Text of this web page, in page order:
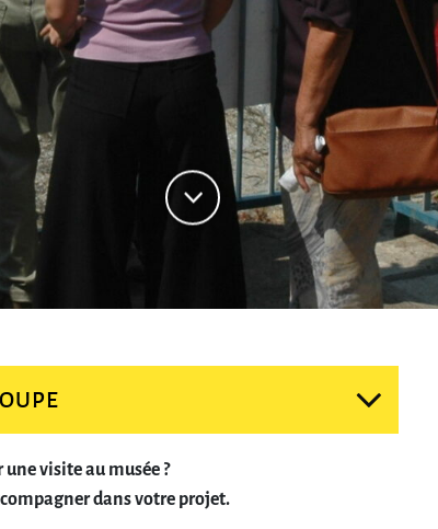
visite au musée ?
dans votre projet.